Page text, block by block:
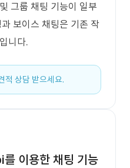
그룹 채팅 기능이 일부
보이스 채팅은 기존 작
니다.
적 상담 받으세요.
이용한 채팅 기능